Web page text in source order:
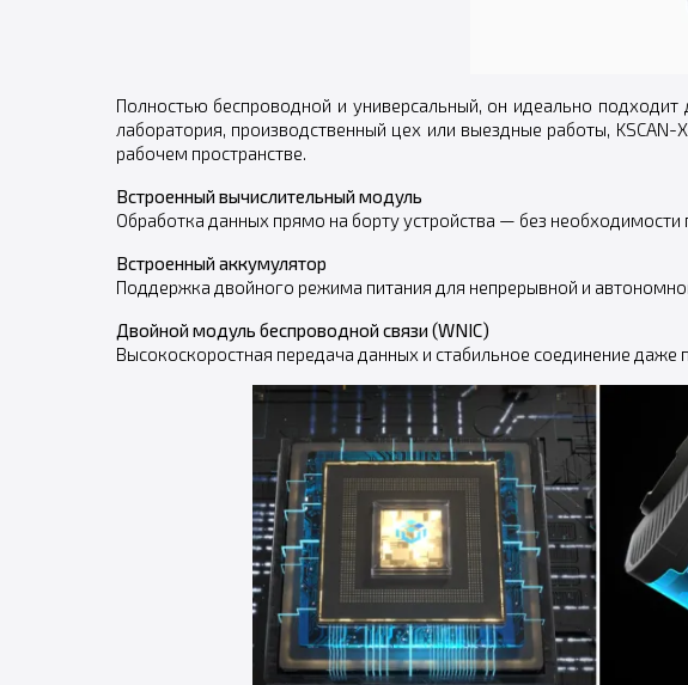
Полностью беспроводной и универсальный, он идеально
лаборатория, производственный цех или выездные работы,
рабочем пространстве.
Встроенный вычислительный модуль
Обработка данных прямо на борту устройства — без
Встроенный аккумулятор
Поддержка двойного режима питания для непрерывной и
Двойной модуль беспроводной связи (WNIC)
Высокоскоростная передача данных и стабильное соединение даже